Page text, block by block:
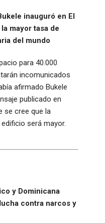
inauguró en El
mayor tasa de
del mundo
para 40.000
incomunicados
afirmado Bukele
publicado en
se cree que la
será mayor.
y Dominicana
contra narcos y